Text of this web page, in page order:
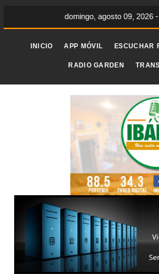
domingo, agosto 09, 2026
INICIO APP MÓVIL ESCUCHAR
RADIO GARDEN